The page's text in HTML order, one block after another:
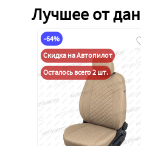
Лучшее от
-64%
Скидка на Автопилот
Осталось всего 2 шт.